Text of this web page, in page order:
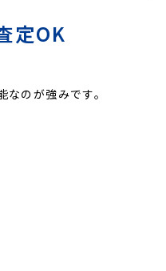
定OK
のが強みです。